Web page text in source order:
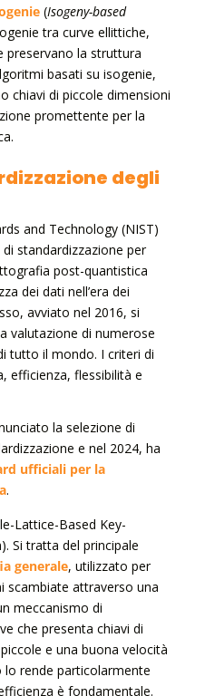
(Isogeny-based
tra curve ellittiche,
preservano la struttura
basati su isogenie,
chiavi di piccole dimensioni
promettente per la
degli
and Technology (NIST)
standardizzazione per
post-quantistica
dei dati nell’era dei
avviato nel 2016, si
valutazione di numerose
tutto il mondo. I criteri di
efficienza, flessibilità e
la selezione di
e nel 2024, ha
ufficiali per la
.
Lattice-Based Key-
Si tratta del principale
generale, utilizzato per
scambiate attraverso una
meccanismo di
che presenta chiavi di
e una buona velocità
rende particolarmente
è fondamentale.